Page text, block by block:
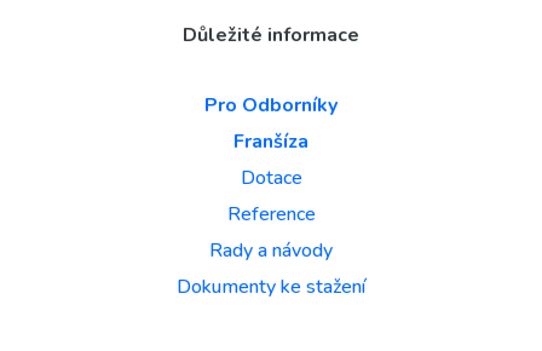
Důležité informace
Pro Odborníky
Franšíza
Dotace
Reference
Rady a návody
Dokumenty ke stažení